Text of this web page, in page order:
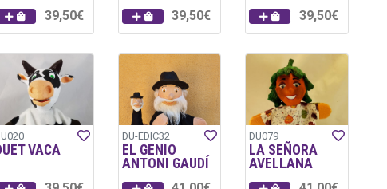
39,50€ 39,50€ 39,50€
VACA
DU-EDIC32
EL GENIO
ANTONI GAUDÍ
DU079
LA SEÑORA
AVELLANA